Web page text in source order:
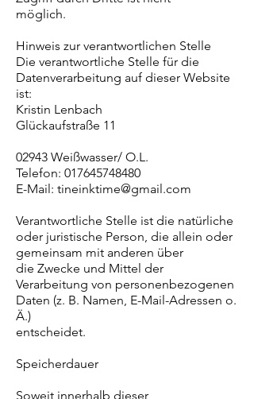
möglich.
Hinweis zur verantwortlichen Stelle
Die verantwortliche Stelle für die
Datenverarbeitung auf dieser Website
ist:
Kristin Lenbach
Glückaufstraße 11
02943 Weißwasser/ O.L.
Telefon: 017645748480
E-Mail: tineinktime@gmail.com
Verantwortliche Stelle ist die natürliche
oder juristische Person, die allein oder
gemeinsam mit anderen über
die Zwecke und Mittel der
Verarbeitung von personenbezogenen
Daten (z. B. Namen, E-Mail-Adressen o.
Ä.)
entscheidet.
Speicherdauer
Soweit innerhalb dieser